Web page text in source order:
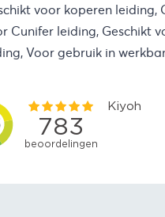
voor koperen leiding,
Cunifer leiding, Geschikt
Voor gebruik in